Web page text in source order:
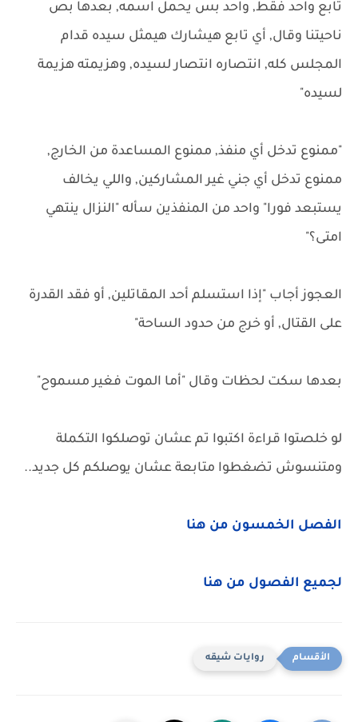
تابع واحد فقط, واحد بس يحمل اسمه, بعدها بص
ناحيتنا وقال, أي تابع هيشارك هيمثل سيده قدام
المجلس كله, انتصاره انتصار لسيده, وهزيمته هزيمة
لسيده"
"ممنوع تدخل أي منفذ, ممنوع المساعدة من الخارج,
ممنوع تدخل أي جني غير المشاركين, واللي يخالف
يستبعد فورا" واحد من المنفذين سأله "النزال ينتهي
امتى؟"
العجوز أجاب "إذا استسلم أحد المقاتلين, أو فقد القدرة
على القتال, أو خرج من حدود الساحة"
بعدها سكت لحظات وقال "أما الموت فغير مسموح"
لو خلصتوا قراءة اكتبوا تم عشان توصلكوا التكملة
ومتنسوش تضغطوا متابعة عشان يوصلكم كل جديد..
الفصل الخمسون من هنا
لجميع الفصول من هنا
روايات شيقه